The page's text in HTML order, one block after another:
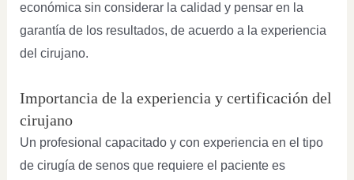
económica sin considerar la calidad y pensar en la
garantía de los resultados, de acuerdo a la experiencia
del cirujano.
Importancia de la experiencia y certificación del
cirujano
Un profesional capacitado y con experiencia en el tipo
de cirugía de senos que requiere el paciente es